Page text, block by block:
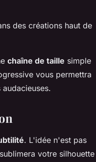
des créations haut de
chaîne de taille simple
vous permettra
. L'idée n'est pas
votre silhouette